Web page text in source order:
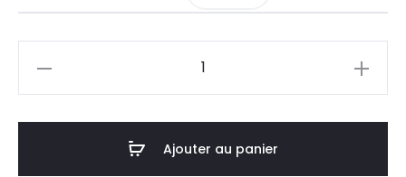
Ajouter au panier